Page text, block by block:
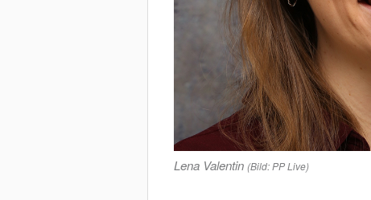
Lena Valentin (Bild: PP Live)